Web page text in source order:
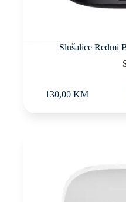
Slušalice Redmi
130,00 KM